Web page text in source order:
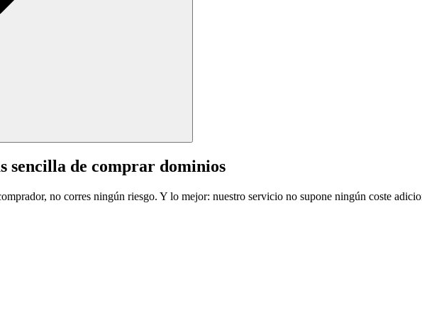
sencilla de comprar dominios
no corres ningún riesgo. Y lo mejor: nuestro servicio no supone ningún coste